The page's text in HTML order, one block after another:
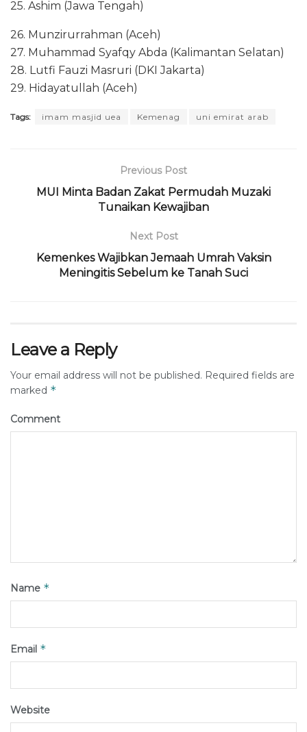
25.⁠ ⁠Ashim (Jawa Tengah)
26.⁠ ⁠Munzirurrahman (Aceh)
27.⁠ ⁠Muhammad Syafqy Abda (Kalimantan Selatan)
28.⁠ ⁠Lutfi Fauzi Masruri (DKI Jakarta)
29.⁠ ⁠Hidayatullah (Aceh)
Tags: imam masjid uea Kemenag uni emirat arab
Previous Post
MUI Minta Badan Zakat Permudah Muzaki
Tunaikan Kewajiban
Next Post
Kemenkes Wajibkan Jemaah Umrah Vaksin
Meningitis Sebelum ke Tanah Suci
Leave a Reply
Your email address will not be published. Required fields are
marked *
Comment
Name *
Email *
Website